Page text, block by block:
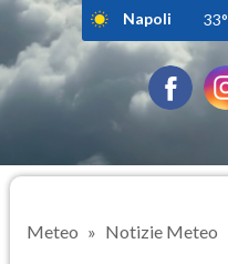
Napoli 33°
Meteo Notizie Meteo